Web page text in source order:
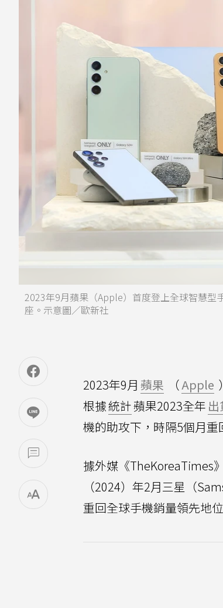
2023年9月蘋果（Apple）首度登上全球智慧型
座。示意圖／歐新社
2023年9月 蘋果 （Apple
根據統計蘋果2023全年
機的助攻下，時隔5個月重
據外媒《TheKoreaTimes》
（2024）年2月三星（
重回全球手機銷量領先地